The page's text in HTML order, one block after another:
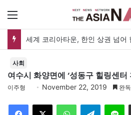
세계 코리아타운, 한인 상권 넘어
사회
여수시 화양면에 ‘성동구 힐링센터
이주형 November 22, 2019 완
Telegram